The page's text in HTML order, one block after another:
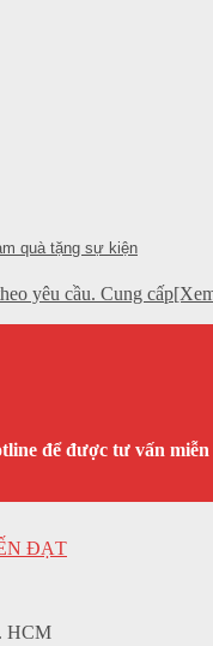
quà tặng sự kiện
yêu cầu. Cung
để được tư vấn
ĐẠT
HCM